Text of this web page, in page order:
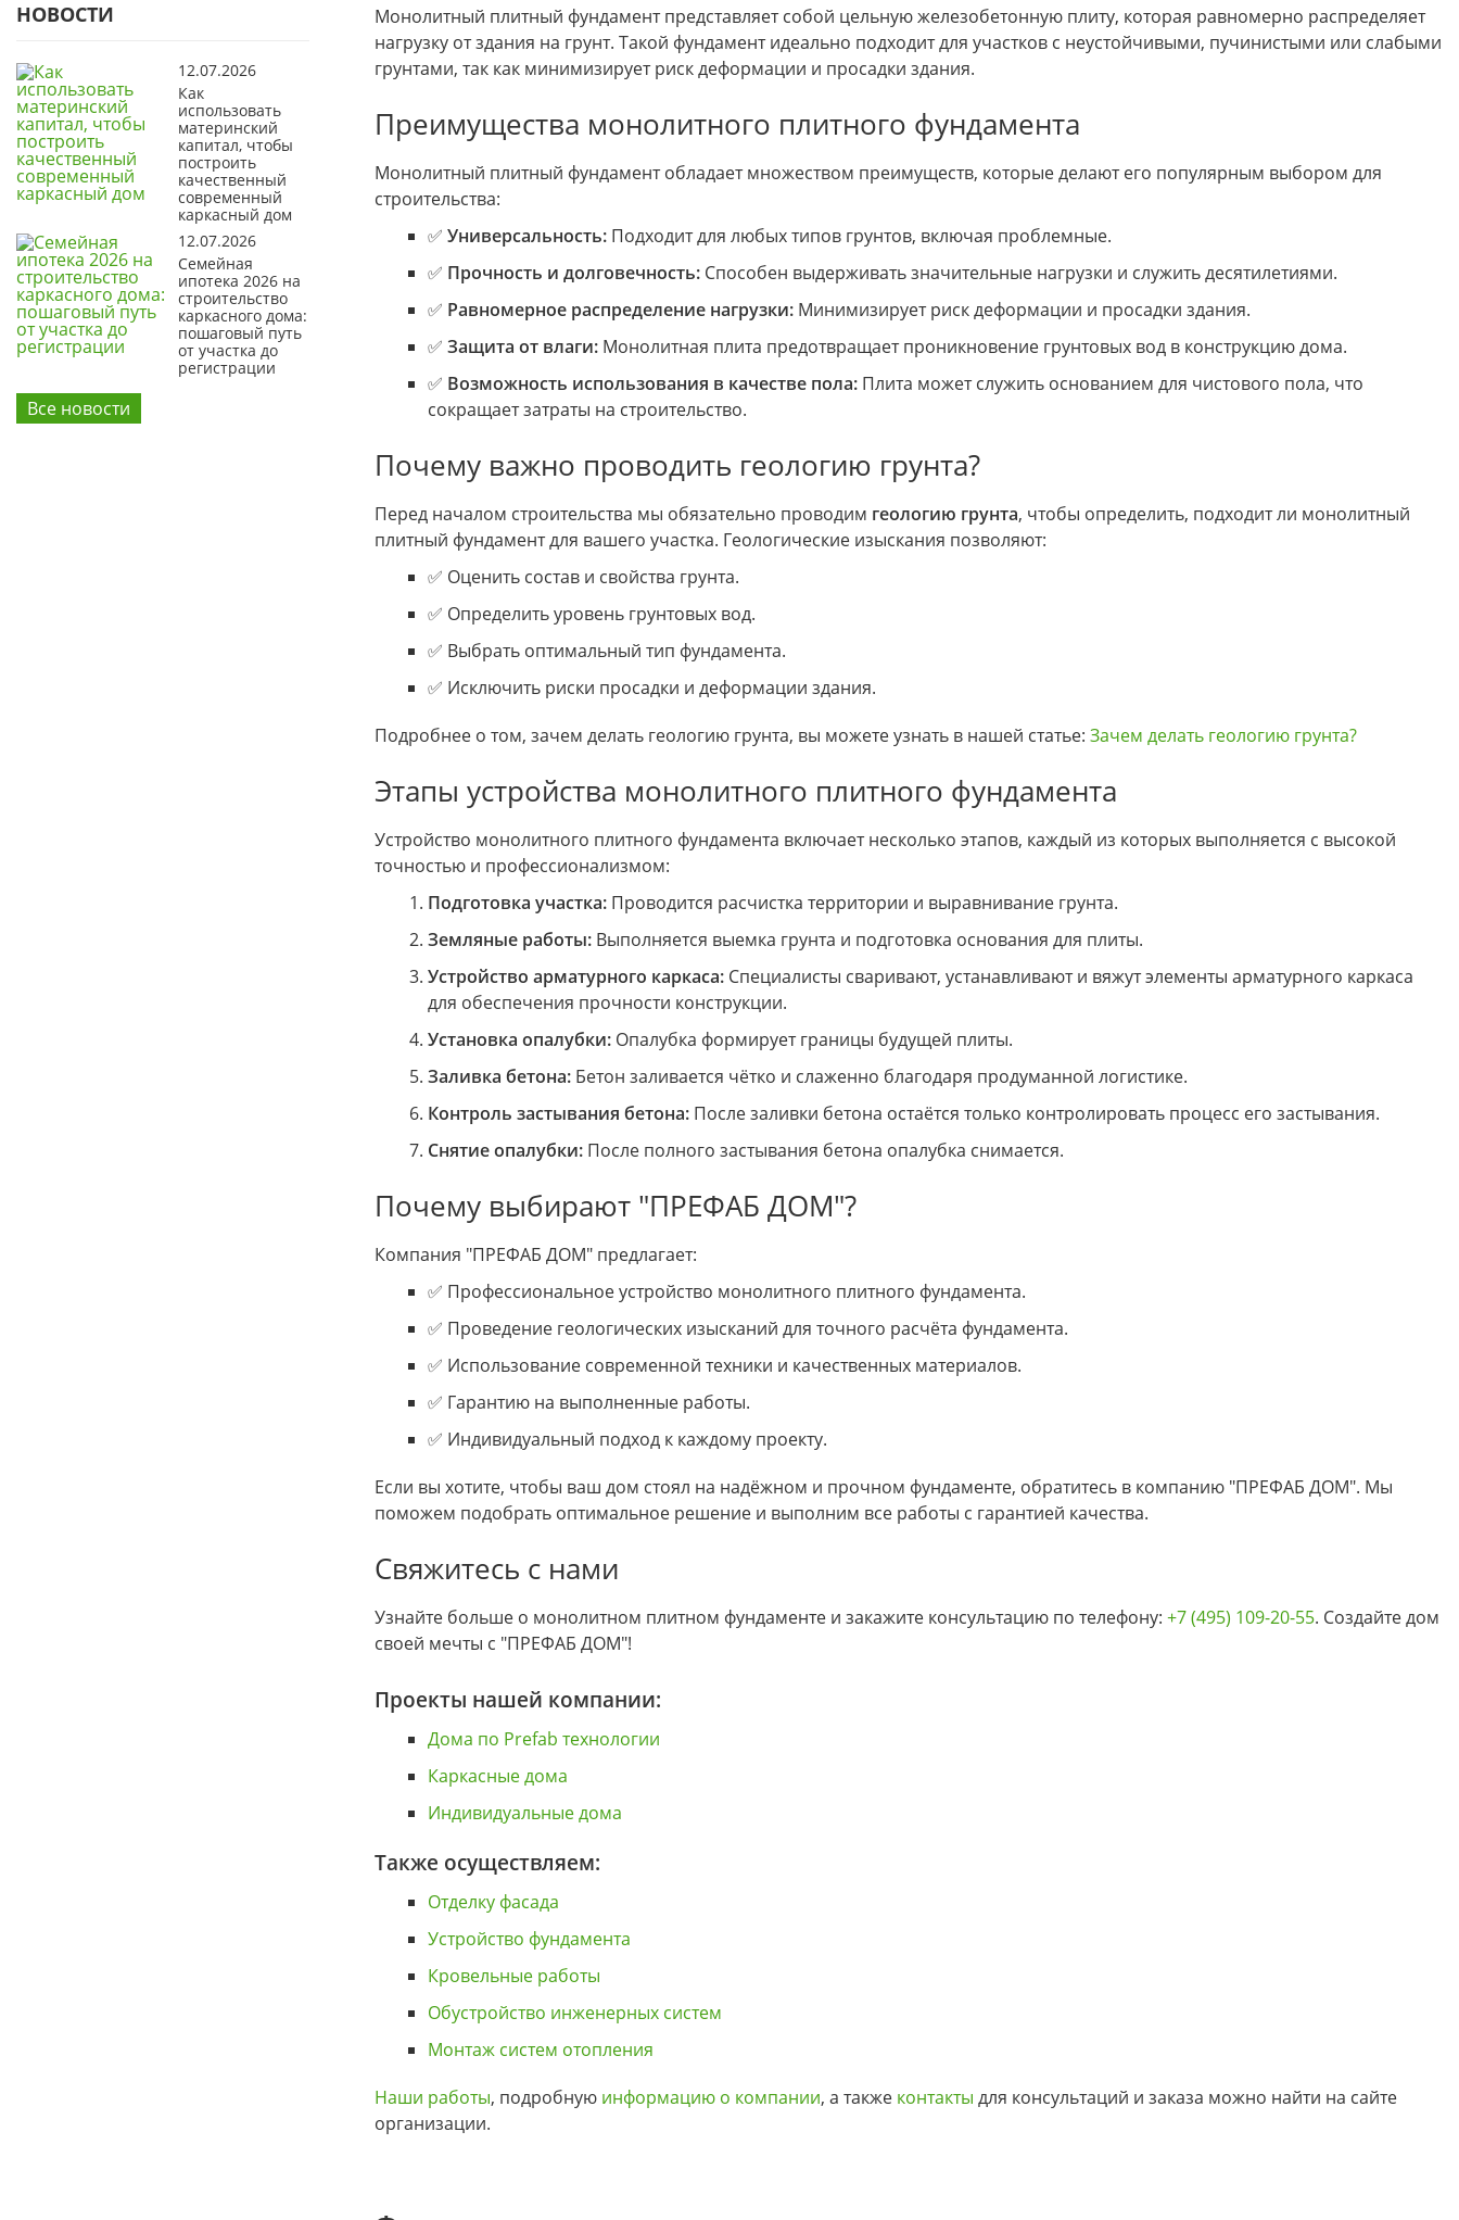
НОВОСТИ
12.07.2026
Как
использовать
материнский
капитал, чтобы
построить
качественный
современный
каркасный дом
12.07.2026
Семейная
ипотека 2026 на
строительство
каркасного дома:
пошаговый путь
от участка до
регистрации
Все новости
Монолитный плитный фундамент представляет собой цельную железобетонную плиту, которая равномерно распределяет
нагрузку от здания на грунт. Такой фундамент идеально подходит для участков с неустойчивыми, пучинистыми или слабыми
грунтами, так как минимизирует риск деформации и просадки здания.
Преимущества монолитного плитного фундамента
Монолитный плитный фундамент обладает множеством преимуществ, которые делают его популярным выбором для
строительства:
✅Универсальность: Подходит для любых типов грунтов, включая проблемные.
✅ Прочность и долговечность: Способен выдерживать значительные нагрузки и служить десятилетиями.
✅ Равномерное распределение нагрузки: Минимизирует риск деформации и просадки здания.
✅Защита от влаги: Монолитная плита предотвращает проникновение грунтовых вод в конструкцию дома.
✅ Возможность использования в качестве пола: Плита может служить основанием для чистового пола, что
сокращает затраты на строительство.
Почему важно проводить геологию грунта?
Перед началом строительства мы обязательно проводим геологию грунта, чтобы определить, подходит ли монолитный
плитный фундамент для вашего участка. Геологические изыскания позволяют:
✅ Оценить состав и свойства грунта.
✅ Определить уровень грунтовых вод.
✅ Выбрать оптимальный тип фундамента.
✅ Исключить риски просадки и деформации здания.
Подробнее о том, зачем делать геологию грунта, вы можете узнать в нашей статье: Зачем делать геологию грунта?
Этапы устройства монолитного плитного фундамента
Устройство монолитного плитного фундамента включает несколько этапов, каждый из которых выполняется с высокой
точностью и профессионализмом:
Подготовка участка: Проводится расчистка территории и выравнивание грунта.
Земляные работы: Выполняется выемка грунта и подготовка основания для плиты.
Устройство арматурного каркаса: Специалисты сваривают, устанавливают и вяжут элементы арматурного каркаса
для обеспечения прочности конструкции.
Установка опалубки: Опалубка формирует границы будущей плиты.
Заливка бетона: Бетон заливается чётко и слаженно благодаря продуманной логистике.
Контроль застывания бетона: После заливки бетона остаётся только контролировать процесс его застывания.
Снятие опалубки: После полного застывания бетона опалубка снимается.
Почему выбирают "ПРЕФАБ ДОМ"?
Компания "ПРЕФАБ ДОМ" предлагает:
✅ Профессиональное устройство монолитного плитного фундамента.
✅ Проведение геологических изысканий для точного расчёта фундамента.
✅ Использование современной техники и качественных материалов.
✅ Гарантию на выполненные работы.
✅ Индивидуальный подход к каждому проекту.
Если вы хотите, чтобы ваш дом стоял на надёжном и прочном фундаменте, обратитесь в компанию "ПРЕФАБ ДОМ". Мы
поможем подобрать оптимальное решение и выполним все работы с гарантией качества.
Свяжитесь с нами
Узнайте больше о монолитном плитном фундаменте и закажите консультацию по телефону: +7 (495) 109-20-55. Создайте дом
своей мечты с "ПРЕФАБ ДОМ"!
Проекты нашей компании:
Дома по Prefab технологии
Каркасные дома
Индивидуальные дома
Также осуществляем:
Отделку фасада
Устройство фундамента
Кровельные работы
Обустройство инженерных систем
Монтаж систем отопления
Наши работы, подробную информацию о компании, а также контакты для консультаций и заказа можно найти на сайте
организации.